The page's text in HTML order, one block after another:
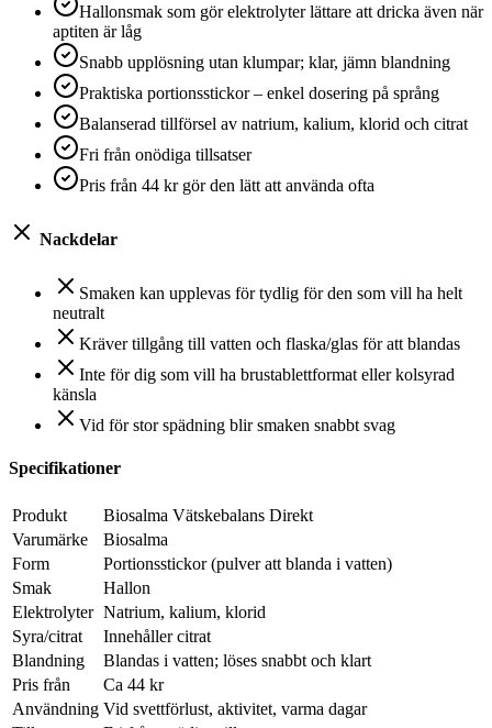
Hallonsmak som gör elektrolyter lättare att dricka även när
aptiten är låg
Snabb upplösning utan klumpar; klar, jämn blandning
Praktiska portionsstickor – enkel dosering på språng
Balanserad tillförsel av natrium, kalium, klorid och citrat
Fri från onödiga tillsatser
Pris från 44 kr gör den lätt att använda ofta
Nackdelar
Smaken kan upplevas för tydlig för den som vill ha helt
neutralt
Kräver tillgång till vatten och flaska/glas för att blandas
Inte för dig som vill ha brustablettformat eller kolsyrad
känsla
Vid för stor spädning blir smaken snabbt svag
Specifikationer
Produkt
Biosalma Vätskebalans Direkt
Varumärke
Biosalma
Form
Portionsstickor (pulver att blanda i vatten)
Smak
Hallon
Elektrolyter Natrium, kalium, klorid
Syra/citrat
Innehåller citrat
Blandning
Blandas i vatten; löses snabbt och klart
Pris från
Ca 44 kr
Användning Vid svettförlust, aktivitet, varma dagar